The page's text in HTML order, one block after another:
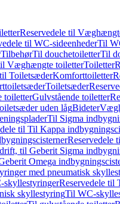
Reservedele til
til WC-sideenhederTil
TilbehørTil douchetoiletterTil
Væghængte toiletterToiletter
ToiletsæderKomforttoiletter
Toiletsæder
toiletterGulvstående toiletter
uden lågBideter
Til Sigma
til Til Kappa
Reservedele
til Geberit Sigma
Omega
med pneumatisk
skyllestyringerReservedele til
skyllestyringTil WC-